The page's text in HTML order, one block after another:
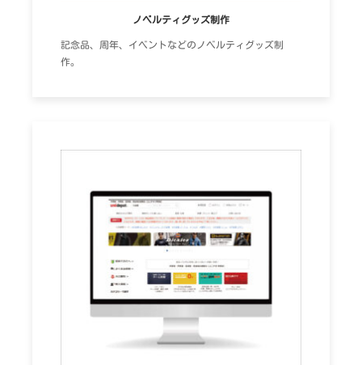
ノベルティグッズ制作
記念品、周年、イベントなどのノベルティグッズ制
作。